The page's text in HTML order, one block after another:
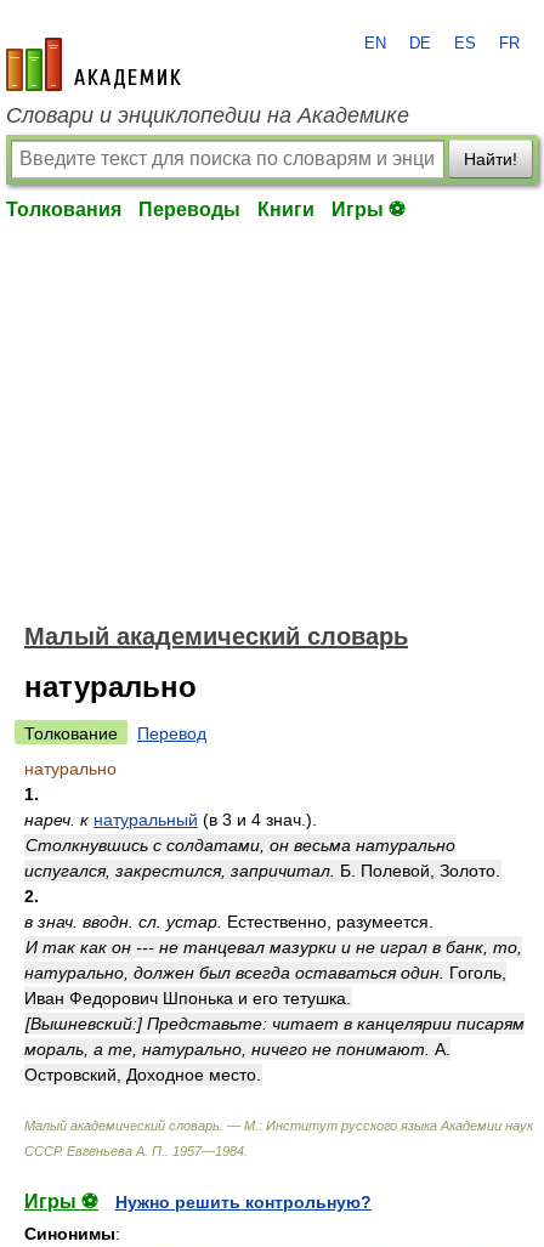
academic.ru
EN DE ES FR
Словари и энциклопедии на Академике
Найти!
Толкования Переводы Книги Игры ⚽
Малый академический словарь
натурально
Толкование
Перевод
натурально
1.
нареч. к натуральный (в 3 и 4 знач.).
Столкнувшись с солдатами, он весьма натурально
испугался, закрестился, запричитал. Б. Полевой, Золото.
2.
в знач. вводн. сл. устар. Естественно, разумеется.
И так как он --- не танцевал мазурки и не играл в банк, то,
натурально, должен был всегда оставаться один. Гоголь,
Иван Федорович Шпонька и его тетушка.
[Вышневский:] Представьте: читает в канцелярии писарям
мораль, а те, натурально, ничего не понимают. А.
Островский, Доходное место.
Малый академический словарь. — М.: Институт русского языка Академии наук
СССР. Евгеньева А. П. 1957—1984
Игры ⚽
Нужно решить контрольную?
Синонимы: